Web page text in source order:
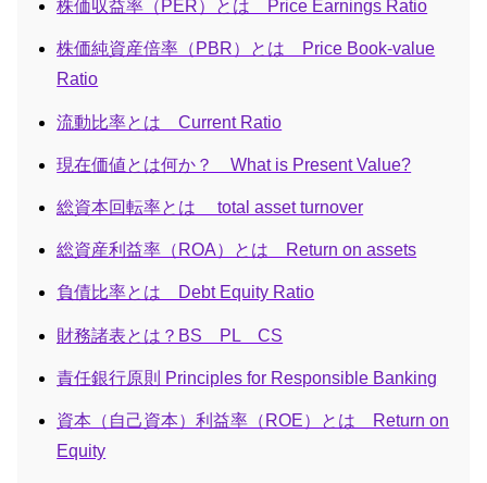
株価収益率（PER）とは Price Earnings Ratio
株価純資産倍率（PBR）とは Price Book-value
Ratio
流動比率とは Current Ratio
現在価値とは何か？ What is Present Value?
総資本回転率とは total asset turnover
総資産利益率（ROA）とは Return on assets
負債比率とは Debt Equity Ratio
財務諸表とは？BS PL CS
責任銀行原則 Principles for Responsible Banking
資本（自己資本）利益率（ROE）とは Return on
Equity